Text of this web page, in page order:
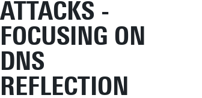
ATTACKS -
FOCUSING ON
DNS
REFLECTION